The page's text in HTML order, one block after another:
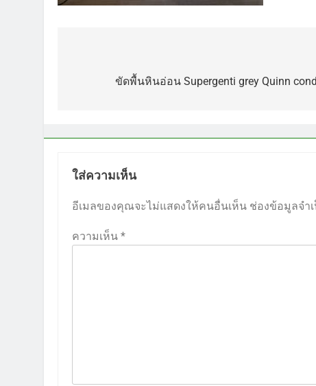
ขัดพื้นหินอ่อน Supergenti grey Quinn
ใส่ความเห็น
อีเมลของคุณจะไม่แสดงให้คนอื่นเห็น ช่องข้อมูลจำ
ความเห็น *